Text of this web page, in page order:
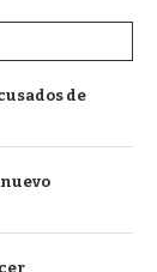
de